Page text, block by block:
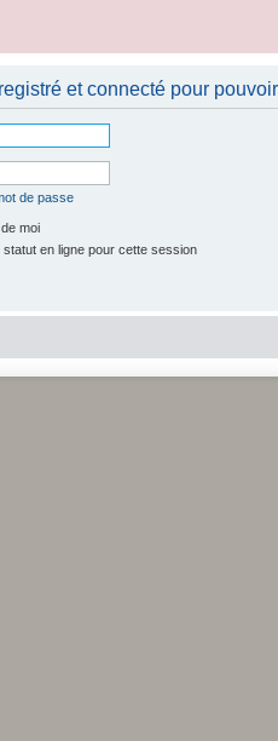
et connecté pour
de passe
moi
en ligne pour cette session